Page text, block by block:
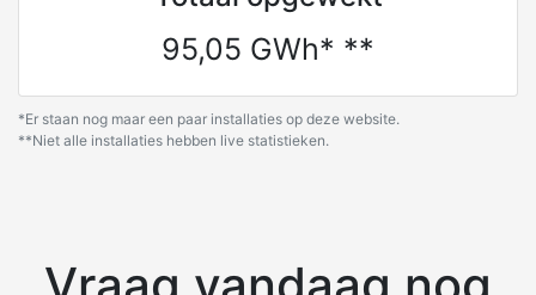
95,05 GWh* **
*Er staan nog maar een paar installaties op deze website.
**Niet alle installaties hebben live statistieken.